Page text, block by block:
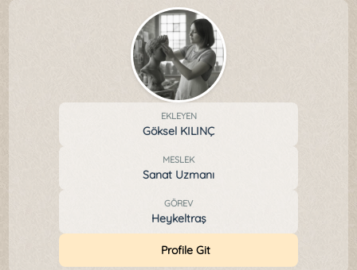
EKLEYEN
Göksel KILINÇ
MESLEK
Sanat Uzmanı
GÖREV
Heykeltraş
Profile Git